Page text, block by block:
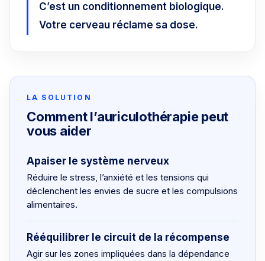
C’est un conditionnement biologique.
Votre cerveau réclame sa dose.
LA SOLUTION
Comment l’auriculothérapie peut
vous aider
Apaiser le système nerveux
Réduire le stress, l’anxiété et les tensions qui
déclenchent les envies de sucre et les compulsions
alimentaires.
Rééquilibrer le circuit de la récompense
Agir sur les zones impliquées dans la dépendance